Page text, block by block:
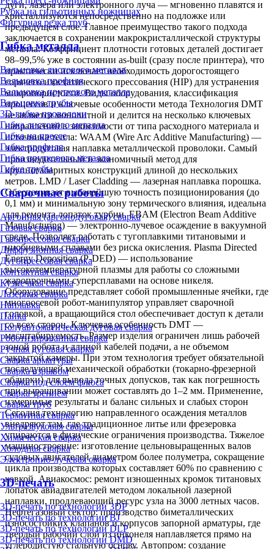
Рубка на гильотинных ножницах
Фигурная резка труб
Гибка металла
Вальцовка листового металла
Вальцовка профиля
Вальцовка пруткового металла
Вальцовка трубы
3D-гибка проволоки
Гибка листового металла
Гибка на прессе
Гибка профиля
Гибка пруткового металла
Гибка трубы
Сварочные работы
Аргонная (аргонодуговая) сварка
Газовая сварка
Газопрессовая сварка
Диффузионная сварка
Дугопрессовая сварка
Контактная сварка
Кузнечная сварка
Лазерная сварка
Наплавка
Пайка
Полуавтоматическая дуговая сварка
Роботизированная сварка
Ручная дуговая сварка
Сварка арматуры
Сварка взрывом
Сварка под слоем флюса
Сварка трением
Сварка труб
Термитная сварка
Ультразвуковая сварка
Химическая сварка
Холодная сварка
Электронно-лучевая сварка
3D-печать
3D-печать по технологии 3DP
3D-печать по технологии BJ
3D-печать по технологии DLP
3D-печать по технологии DMD
дуги, лазера или электронного луча — мгновенно плавятся и
кристаллизуются непосредственно на подложке или
предыдущем слое. Главное преимущество такого подхода
заключается в сохранении макрокристаллической структуры
металла. Коэффициент плотности готовых деталей достигает
98–99,5% уже в состоянии as-built (сразу после принтера), что
практически исключает необходимость дорогостоящего
горячего изостатического прессования (HIP) для устранения
микропористости. Виды оборудования, классификация
процессов и ключевые особенности метода Технология DMT
не является монолитной и делится на несколько ключевых
направлений в зависимости от типа расходного материала и
источника тепла: WAAM (Wire Arc Additive Manufacturing) —
электродуговая наплавка металлической проволоки. Самый
производительный и экономичный метод для
крупногабаритных конструкций длиной до нескольких
метров. LMD / Laser Cladding — лазерная наплавка порошка.
Обеспечивает высочайшую точность позиционирования (до
0,1 мм) и минимальную зону термического влияния, идеальна
для ремонта лопаток турбин. EBAM (Electron Beam Additive
Manufacturing) — электронно-лучевое осаждение в вакуумной
среде. Позволяет работать с тугоплавкими титановыми и
ниобиевыми сплавами без риска окисления. Plasma Directed
Energy Deposition (P-DED) — использование
высокотемпературной плазмы для работы со сложными
жаропрочными суперсплавами на основе никеля.
Оборудование представляет собой промышленные ячейки, где
многоосевой робот-манипулятор управляет сварочной
головкой, а вращающийся стол обеспечивает доступ к детали
со всех сторон. Ключевая особенность DMT —
масштабируемость. Размер изделия ограничен лишь рабочей
зоной робота и длиной кабелей подачи, а не объемом
закрытой камеры. При этом технология требует обязательной
последующей механической обработки (токарно-фрезерной
обдирки) для вывода точных допусков, так как погрешность
при выращивании может составлять до 1–2 мм. Применение,
измеримые результаты и баланс сильных и слабых сторон
Сегодня технологию направленного осаждения металлов
внедряют там, где традиционное литье или фрезеровка
упираются в физические ограничения производства. Тяжелое
машиностроение: изготовление цельновыращенных валов
судовых двигателей диаметром более полуметра, сокращение
цикла производства которых составляет 60% по сравнению с
ковкой. Авиакосмос: ремонт изношенных кромок титановых
лопаток авиадвигателей методом локальной лазерной
наплавки, продлевающий ресурс узла на 3000 летных часов.
Нефтегазовый сектор: производство биметаллических
износостойких клапанов и корпусов запорной арматуры, где
твердый рабочий слой из инконеля наплавляется прямо на
углеродистую стальную основу. Автопром: создание